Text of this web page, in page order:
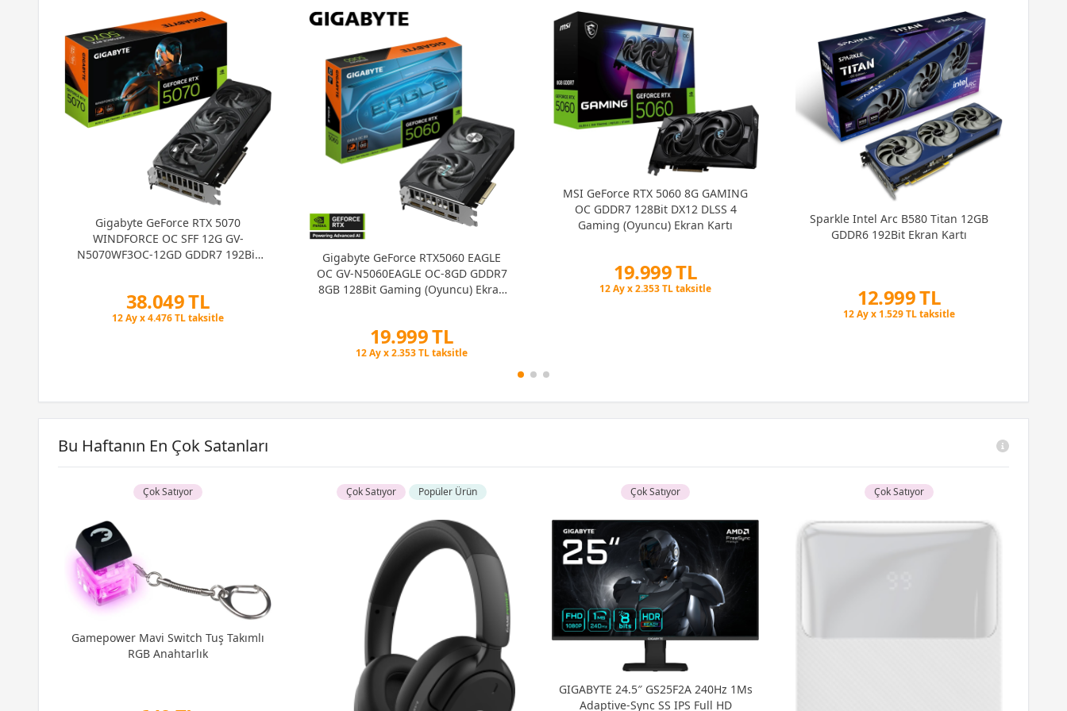
RX 550 (6)
R5 230 (2)
R5 220
Arc B580 (4)
Arc A770 (1)
Arc A580
Gigabyte GeForce RTX 5070
WINDFORCE OC SFF 12G GV-
N5070WF3OC-12GD GDDR7 192Bit
38.049 TL
Peşin Fiyatına 3 Taksit
Gigabyte GeForce RTX5060 EAGLE
OC GV-N5060EAGLE OC-8GD GDDR7
8GB 128Bit Gaming (Oyuncu) Ekran
19.999 TL
Peşin Fiyatına 3 Taksit
MSI GeForce RTX 5060 8G GAMING
OC GDDR7 128Bit DX12 DLSS 4
Gaming (Oyuncu) Ekran Kartı
19.999 TL
Peşin Fiyatına 3 Taksit
Sparkle Intel Arc B580 Titan 12GB
GDDR6 192Bit Ekran Kartı
12.999 TL
Peşin Fiyatına 3 Taksit
Bu Haftanın En Çok Satanları
Çok Satıyor
Gamepower Mavi Switch Tuş Takımlı
RGB Anahtarlık
Çok Satıyor Popüler Ürün Çok Satıyor
GIGABYTE 24.5″ GS25F2A 240Hz 1Ms
Adaptive-Sync SS IPS Full HD
Çok Satıyor